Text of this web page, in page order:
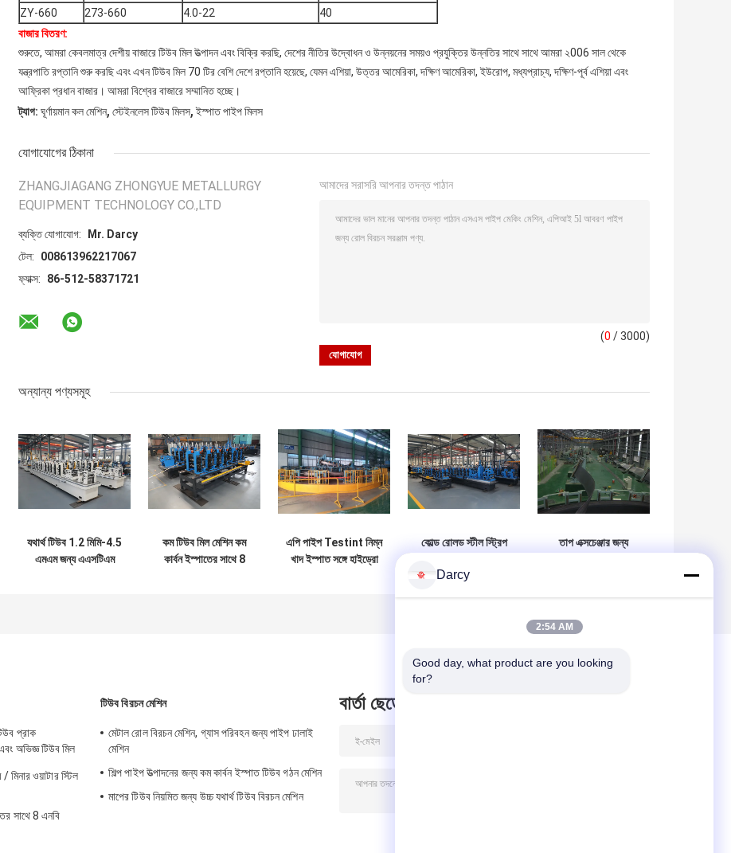
ZY-660
273-660 4.0-22
40
বাজার বিতরণ:
শুরুতে, আমরা কেবলমাত্র দেশীয় বাজারে টিউব মিল উত্পাদন এবং বিক্রি করছি, দেশের নীতির উদ্বোধন ও উন্নয়নের সময়ও প্রযুক্তির উন্নতির সাথে সাথে আমরা ২006 সাল থেকে
যন্ত্রপাতি রপ্তানি শুরু করছি এবং এখন টিউব মিল 70 টির বেশি দেশে রপ্তানি হয়েছে, যেমন এশিয়া, উত্তর আমেরিকা, দক্ষিণ আমেরিকা, ইউরোপ, মধ্যপ্রাচ্য, দক্ষিণ-পূর্ব এশিয়া এবং
আফ্রিকা প্রধান বাজার। আমরা বিশ্বের বাজারে সম্মানিত হচ্ছে।
ট্যাগ: ঘূর্ণায়মান কল মেশিন, স্টেইনলেস টিউব মিলস, ইস্পাত পাইপ মিলস
যোগাযোগের ঠিকানা
ZHANGJIAGANG ZHONGYUE METALLURGY
EQUIPMENT TECHNOLOGY CO.,LTD
ব্যক্তি যোগাযোগ:
Mr. Darcy
টেল:
008613962217067
ফ্যাক্স:
86-512-58371721
আমাদের সরাসরি আপনার তদন্ত পাঠান
(0 / 3000)
অন্যান্য পণ্যসমূহ
যথার্থ টিউব 1.2 মিমি-4.5
এমএম জন্য এএসটিএম
কম টিউব মিল মেশিন কম
কার্বন ইস্পাতের সাথে 8
এপি পাইপ Testint নিম্ন
খাদ ইস্পাত সঙ্গে হাইড্রো
কোল্ড রোলড স্টীল স্ট্রিপ
অনলাইন ফিনিস সঙ্গে।
তাপ এক্সচেঞ্জার জন্য
প্রাক
অভিজ্ঞ টিউব মিল
মিনার ওয়াটার স্টিল
সাথে 8 এনবি
টিউব বিরচন মেশিন
মেটাল রোল বিরচন মেশিন, গ্যাস পরিবহন জন্য পাইপ ঢালাই
মেশিন
শিল্প পাইপ উত্পাদনের জন্য কম কার্বন ইস্পাত টিউব গঠন মেশিন
মাপের টিউব নিয়মিত জন্য উচ্চ যথার্থ টিউব বিরচন মেশিন
বার্তা ছেড়ে
Darcy
2:54 AM
Good day, what product are you looking
for?